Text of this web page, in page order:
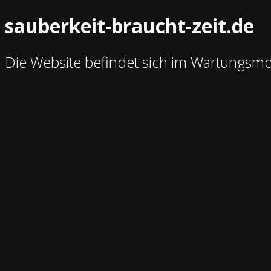
sauberkeit-braucht-zeit.de
Die Website befindet sich im